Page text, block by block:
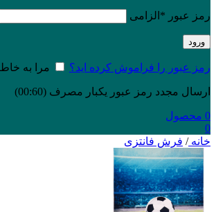
رمز عبور * الزامی
ورود
رمز عبور را فراموش کرده اید؟ مرا به
ارسال مجدد رمز عبور یکبار مصرف (00:
60
)
0 محصول
0
خانه/ فرش فانتزی